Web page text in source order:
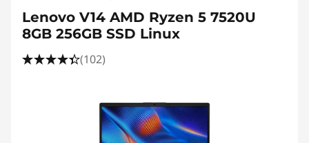
Lenovo V14 AMD Ryzen 5 7520U
8GB 256GB SSD Linux
(102)